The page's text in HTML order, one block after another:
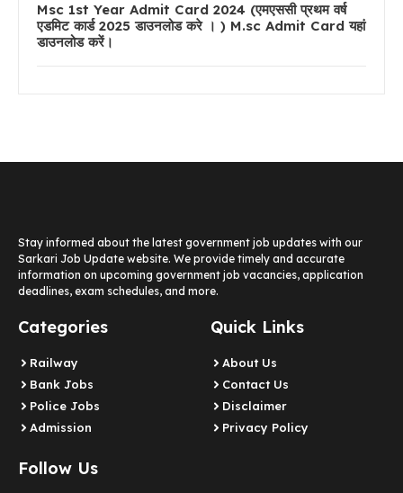
Msc 1st Year Admit Card 2024 (एमएससी प्रथम वर्ष
एडमिट कार्ड 2025 डाउनलोड करे । ) M.sc Admit Card यहां
डाउनलोड करें।
Stay informed about the latest government job updates with our
Sarkari Job Update website. We provide timely and accurate
information on upcoming government job vacancies, application
deadlines, exam schedules, and more.
Categories
Railway
Bank Jobs
Police Jobs
Admission
Quick Links
About Us
Contact Us
Disclaimer
Privacy Policy
Follow Us